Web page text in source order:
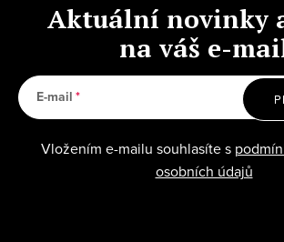
Aktuální novinky
na váš e-
E-mail
Vložením e-mailu souhlasíte s
osobních údajů